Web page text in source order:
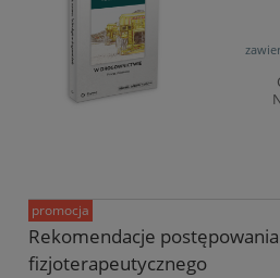
Rekomendacje postępowania
fizjoterapeutycznego
promocja